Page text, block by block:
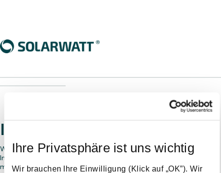
Ihre Privatsphäre ist uns wichtig
Wir brauchen Ihre Einwilligung (Klick auf „OK”). Wir
Interested in working with us?
Would you like to become a SOLARWATT installer partner?
Interested in selling our products? Provide us some details and a
member of our sales team will be in contact.